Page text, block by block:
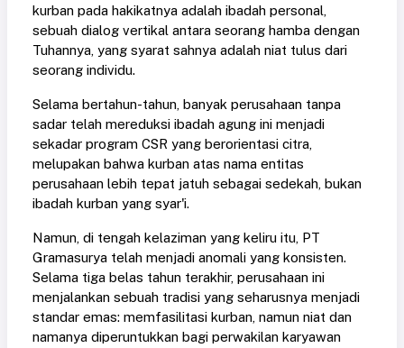
kurban pada hakikatnya adalah ibadah personal,
sebuah dialog vertikal antara seorang hamba dengan
Tuhannya, yang syarat sahnya adalah niat tulus dari
seorang individu.
Selama bertahun-tahun, banyak perusahaan tanpa
sadar telah mereduksi ibadah agung ini menjadi
sekadar program CSR yang berorientasi citra,
melupakan bahwa kurban atas nama entitas
perusahaan lebih tepat jatuh sebagai sedekah, bukan
ibadah kurban yang syar'i.
Namun, di tengah kelaziman yang keliru itu, PT
Gramasurya telah menjadi anomali yang konsisten.
Selama tiga belas tahun terakhir, perusahaan ini
menjalankan sebuah tradisi yang seharusnya menjadi
standar emas: memfasilitasi kurban, namun niat dan
namanya diperuntukkan bagi perwakilan karyawan